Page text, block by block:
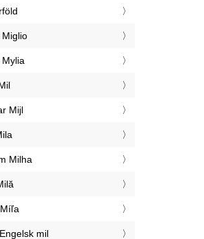
Mijl
Milha
mil